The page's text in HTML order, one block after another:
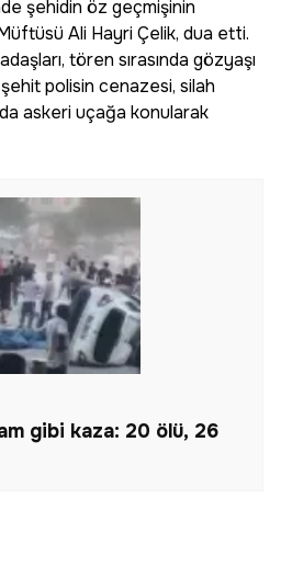
şehidin öz geçmişinin
Ali Hayri Çelik, dua etti.
tören sırasında gözyaşı
polisin cenazesi, silah
askeri uçağa konularak
gibi kaza: 20 ölü, 26